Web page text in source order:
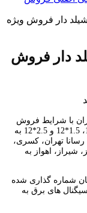
12 رشته شیلد دار فروش ویژه
رشته شیلد دار فروش
تهران با شرایط فروش
ویژه سال 1402 در سایز های 0.5*12، 0.75*12، 1*12، 1.5*12 و 2.5*12 به
رسانا تهران، کسری،
شیراز، اهواز به
دلیل دارا بودن 12 سیم افشان شماره گذاری شده
های برق به